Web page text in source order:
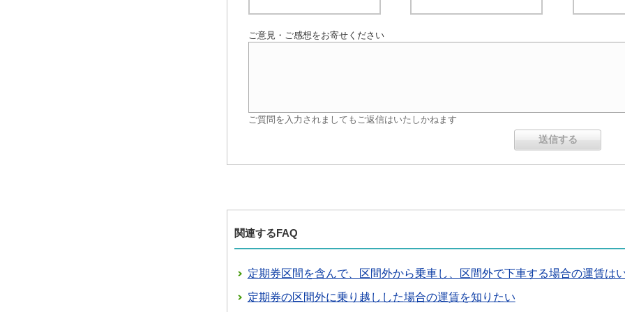
ご意見・ご感想をお寄せください
ご質問を入力されましてもご返信はいたしかねます
関連するFAQ
定期券区間を含んで、区間外から乗車し、区間外で下車する場合の運賃は
定期券の区間外に乗り越しした場合の運賃を知りたい